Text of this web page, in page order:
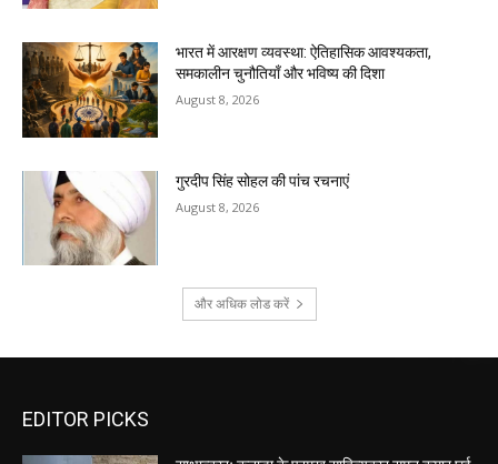
भारत में आरक्षण व्यवस्था: ऐतिहासिक आवश्यकता,
समकालीन चुनौतियाँ और भविष्य की दिशा
August 8, 2026
गुरदीप सिंह सोहल की पांच रचनाएं
August 8, 2026
और अधिक लोड करें
EDITOR PICKS